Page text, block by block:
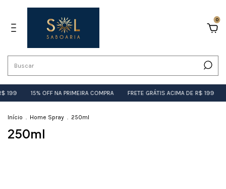
0
199 15% OFF NA PRIMEIRA COMPRA FRETE GRÁTIS ACIMA DE R$ 199
Início . Home Spray . 250ml
250ml